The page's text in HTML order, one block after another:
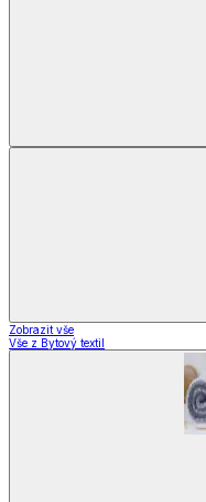
Zobrazit vše
Vše z Bytový textil